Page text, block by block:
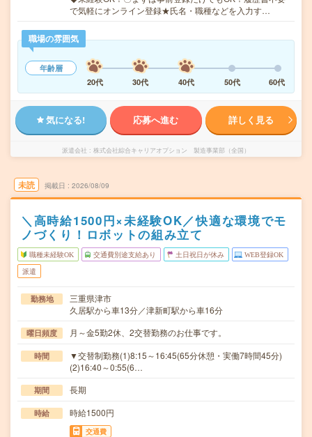
で気軽にオンライン登録★氏名・職種などを入力す…
職場の雰囲気
年齢層
20代
30代 40代 50代 60代
気になる! 応募へ進む 詳しく見る
派遣会社 株式会社綜合キャリアオプション 製造事業部（全国）
未読 掲載日 2026/08/09
＼高時給1500円×未経験OK／快適な環境でモ
ノづくり！ロボットの組み立て
職種未経験OK 交通費別途支給あり 土日祝日が休み WEB登録OK
派遣
勤務地
三重県津市
久居駅から車13分／津新町駅から車16分
曜日頻度 月～金5勤2休、2交替勤務のお仕事です。
時間
▼交替制勤務(1)8:15～16:45(65分休憩・実働7時間45分)
(2)16:40～0:55(6…
期間 長期
時給 時給1500円
交通費